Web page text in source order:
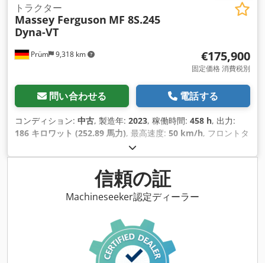
Prüm 9,318 km
トラクター
Massey Ferguson MF 8S.245
Dyna-VT
€175,900
固定価格 消費税別
問い合わせる 電話する
コンディション: 中古, 製造年: 2023, 稼働時間: 458 h, 出力:
186 キロワット (252.89 馬力), 最高速度: 50 km/h, フロントタ
, 後輪タイヤサイズ:
| 0%, タイヤサイズ:710/70 R42, ベッド数:43,
信頼の証
Machineseeker認定ディーラー